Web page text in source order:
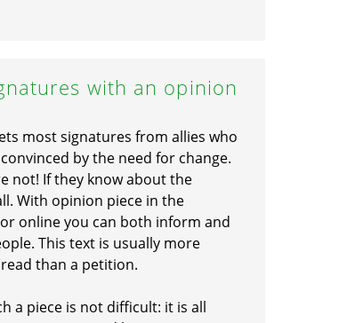
with an opinion
most signatures from allies who
by the need for change.
not! If they know about the
With opinion piece in the
online you can both inform and
This text is usually more
than a petition.
a piece is not difficult: it is all